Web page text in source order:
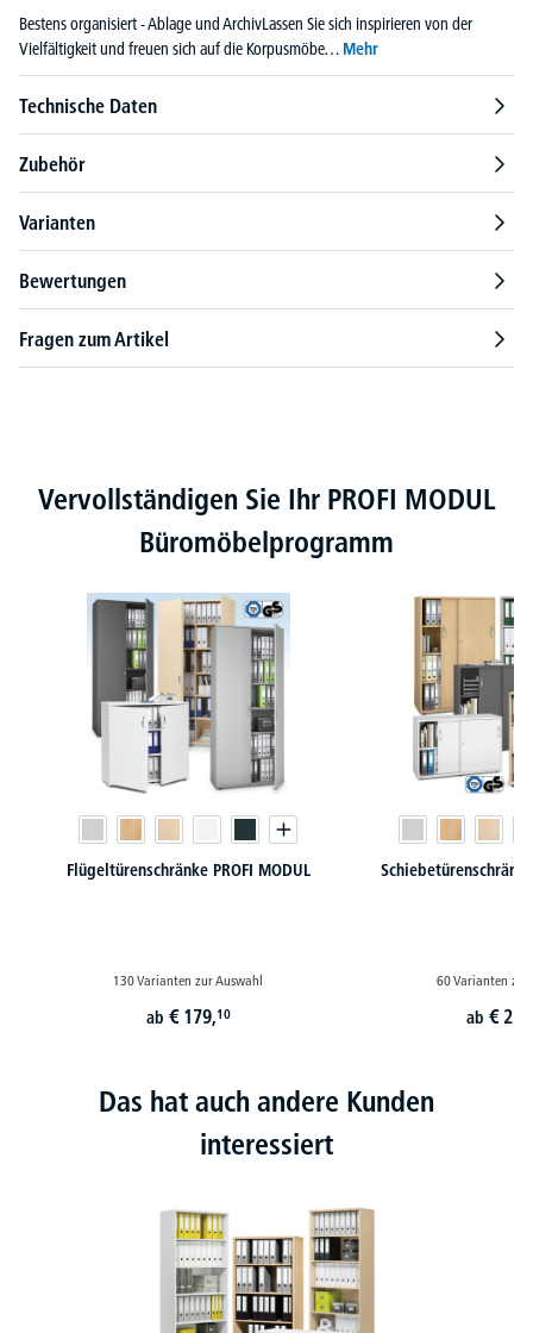
Bestens organisiert - Ablage und ArchivLassen Sie sich inspirieren von der
Vielfältigkeit und freuen sich auf die Korpusmöbe… Mehr
Technische Daten
Zubehör
Varianten
Bewertungen
Fragen zum Artikel
Produktgalerie überspringen
Vervollständigen Sie Ihr PROFI MODUL
Büromöbelprogramm
Flügeltürenschränke PROFI MODUL
130 Varianten zur Auswahl
ab € 179,10
60 Varianten zur
ab €
Das hat auch andere Kunden
interessiert